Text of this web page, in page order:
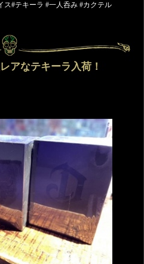
ス#テキーラ #一人呑み #カクテル
アなテキーラ入荷！